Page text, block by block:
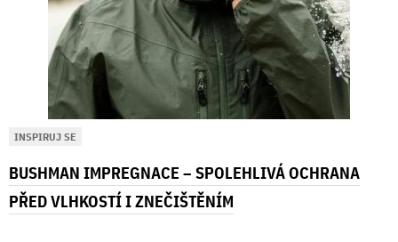
INSPIRUJ SE
BUSHMAN IMPREGNACE – SPOLEHLIVÁ OCHRANA
PŘED VLHKOSTÍ I ZNEČIŠTĚNÍM